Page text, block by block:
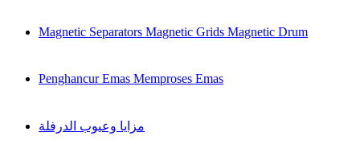
Magnetic Separators Magnetic Grids Magnetic Drum
Penghancur Emas Memproses Emas
مزايا وعيوب الدرفلة